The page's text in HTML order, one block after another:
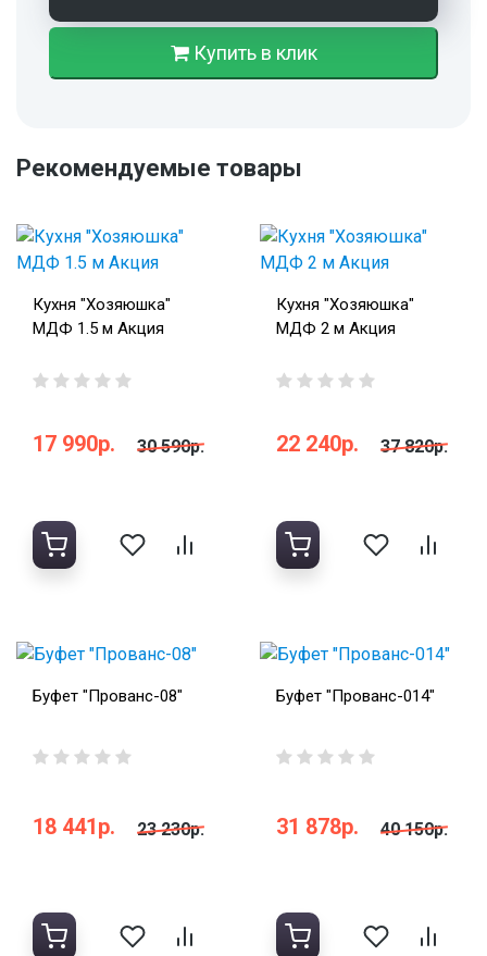
Купить в клик
Рекомендуемые товары
Кухня "Хозяюшка"
МДФ 1.5 м Акция
17 990р. 30 590р.
Кухня "Хозяюшка"
МДФ 2 м Акция
22 240р. 37 820р.
Буфет "Прованс-08"
18 441р. 23 230р.
Буфет "Прованс-014"
31 878р. 40 150р.